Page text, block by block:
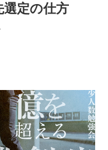
定の仕方